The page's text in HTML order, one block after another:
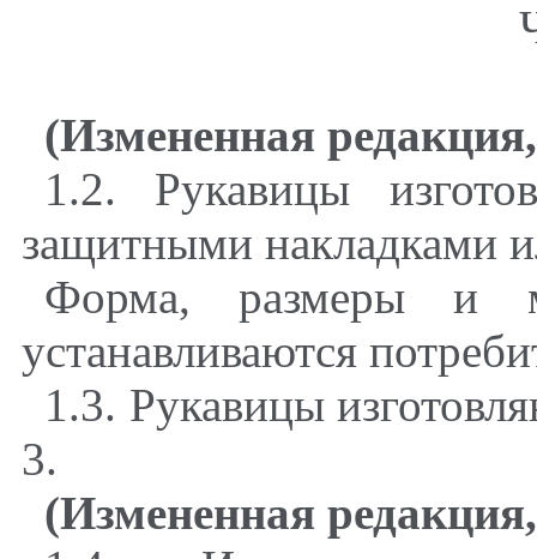
(Измененная
1.2. Рукавицы
защитными накладками
Форма, размеры и
устанавливаются
1.3. Рукавицы
3.
(Измененная